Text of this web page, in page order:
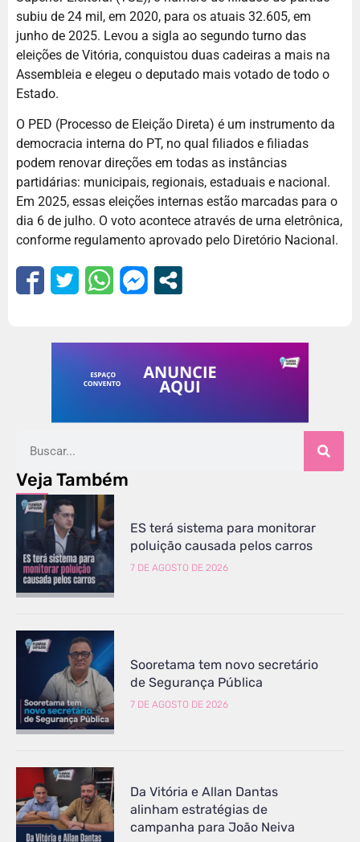
subiu de 24 mil, em 2020, para os atuais 32.605, em
junho de 2025. Levou a sigla ao segundo turno das
eleições de Vitória, conquistou duas cadeiras a mais na
Assembleia e elegeu o deputado mais votado de todo o
Estado.
O PED (Processo de Eleição Direta) é um instrumento da
democracia interna do PT, no qual filiados e filiadas
podem renovar direções em todas as instâncias
partidárias: municipais, regionais, estaduais e nacional.
Em 2025, essas eleições internas estão marcadas para o
dia 6 de julho. O voto acontece através de urna eletrônica,
conforme regulamento aprovado pelo Diretório Nacional.
Veja Também
ES terá sistema para monitorar
poluição causada pelos carros
7 DE AGOSTO DE 2026
Sooretama tem novo secretário
de Segurança Pública
7 DE AGOSTO DE 2026
Da Vitória e Allan Dantas
alinham estratégias de
campanha para João Neiva